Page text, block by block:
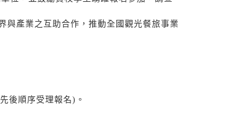
與產業之互助合作，推動全國觀光餐旅事業
後順序受理報名)。